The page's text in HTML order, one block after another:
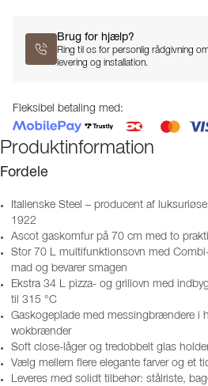
Brug for hjælp?
Ring til os for personlig rådgivning
levering og installation.
Fleksibel betaling med:
Produktinformation
Fordele
Italienske Steel – producent af
1922
Ascot gaskomfur på 70 cm med to
Stor 70 L multifunktionsovn med
mad og bevarer smagen
Ekstra 34 L pizza- og grillovn med
til 315 °C
Gaskogeplade med messingbrændere i
wokbrænder
Soft close-låger og tredobbelt glas
Vælg mellem flere elegante farver og et
Leveres med solidt tilbehør: stålriste,